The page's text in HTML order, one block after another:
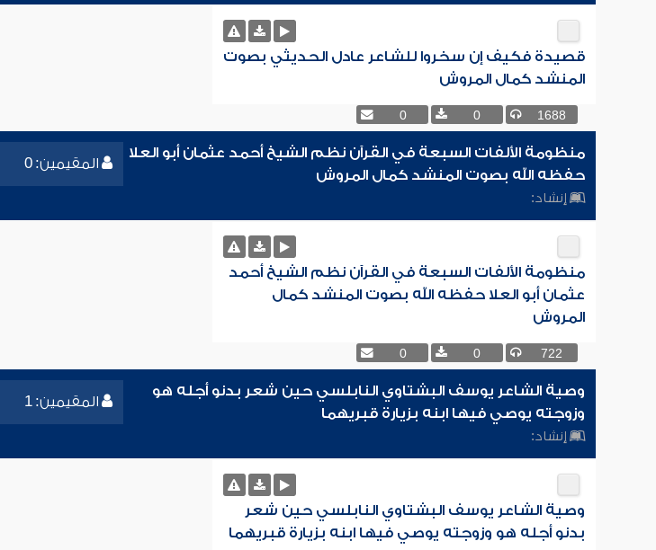
قصيدة فكيف إن سخروا للشاعر عادل الحديثي بصوت
المنشد كمال المروش
1688
0
0
المقيمين: 0
منظومة الألفات السبعة في القرآن نظم الشيخ أحمد عثمان أبو العلا
حفظه الله بصوت المنشد كمال المروش
إنشاد:
منظومة الألفات السبعة في القرآن نظم الشيخ أحمد
عثمان أبو العلا حفظه الله بصوت المنشد كمال
المروش
722
0
0
المقيمين: 1
وصية الشاعر يوسف البشتاوي النابلسي حين شعر بدنو أجله هو
وزوجته يوصي فيها ابنه بزيارة قبريهما
إنشاد:
وصية الشاعر يوسف البشتاوي النابلسي حين شعر
بدنو أجله هو وزوجته يوصي فيها ابنه بزيارة قبريهما